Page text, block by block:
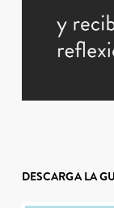
DESCARGA LA